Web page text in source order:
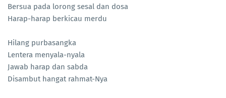
Bersua pada lorong sesal dan dosa
Harap-harap berkicau merdu
Hilang purbasangka
Lentera menyala-nyala
Jawab harap dan sabda
Disambut hangat rahmat-Nya